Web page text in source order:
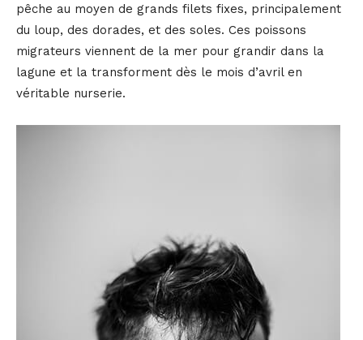
pêche au moyen de grands filets fixes, principalement
du loup, des dorades, et des soles. Ces poissons
migrateurs viennent de la mer pour grandir dans la
lagune et la transforment dès le mois d’avril en
véritable nurserie.